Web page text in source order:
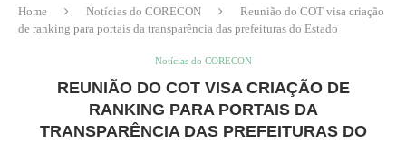
Home Notícias do CORECON
Reunião do COT visa criação
de ranking para portais da transparência das prefeituras do Estado
Notícias do CORECON
REUNIÃO DO COT VISA CRIAÇÃO DE
RANKING PARA PORTAIS DA
TRANSPARÊNCIA DAS PREFEITURAS DO